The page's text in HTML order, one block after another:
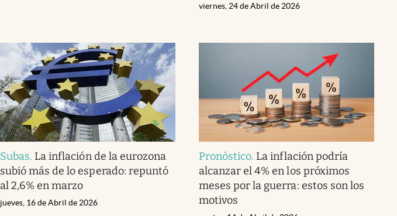
viernes, 24 de Abril de 2026
Subas. La inflación de la eurozona
subió más de lo esperado: repuntó
al 2,6% en marzo
jueves, 16 de Abril de 2026
Pronóstico. La inflación podría
alcanzar el 4% en los próximos
meses por la guerra: estos son los
motivos